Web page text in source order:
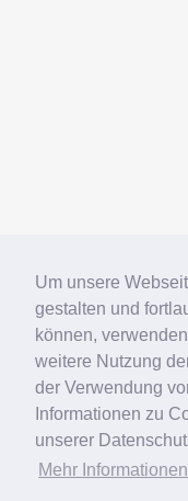
Um unsere
gestalten und
können,
weitere Nutzung
der Verwendung
Informationen zu
unserer
Mehr Informationen